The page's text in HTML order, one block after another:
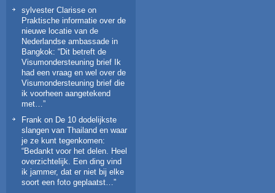
sylvester Clarisse on
Praktische informatie over de
nieuwe locatie van de
Nederlandse ambassade in
Bangkok: “Dit betreft de
Visumondersteuning brief Ik
had een vraag en wel over de
Visumondersteuning brief die
ik voorheen aangetekend
met…”
Frank on De 10 dodelijkste
slangen van Thailand en waar
je ze kunt tegenkomen:
“Bedankt voor het delen. Heel
overzichtelijk. Een ding vind
ik jammer, dat er niet bij elke
soort een foto geplaatst…”